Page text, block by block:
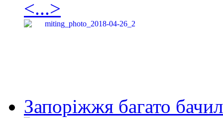
<...>
Запоріжжя багато